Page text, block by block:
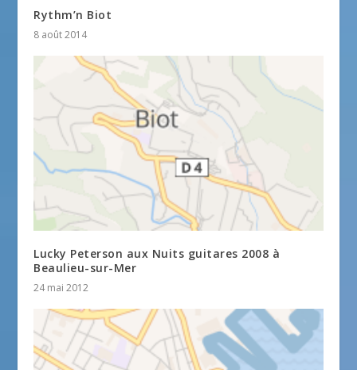
Rythm’n Biot
8 août 2014
Lucky Peterson aux Nuits guitares 2008 à
Beaulieu-sur-Mer
24 mai 2012